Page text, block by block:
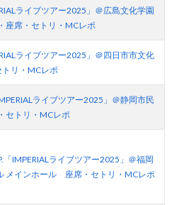
ライブツアー2025」＠広島文化学園
席・セトリ・MCレポ
ライブツアー2025」＠四日市市文化
リ・MCレポ
ライブツアー2025」＠静岡市民
セトリ・MCレポ
「IMPERIALライブツアー2025」＠福岡
メインホール 座席・セトリ・MCレポ